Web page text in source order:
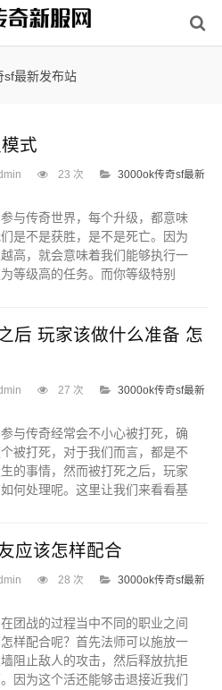
sf最新发布站
式
23 次
3000ok传奇sf最新
传奇世界，每个升级，都意味
是不是获胜，是不是死亡。因为
高，就会意味着我们能够执行一
等级高的任务。而你等级特别
然而，对于升级步骤，很多人谈
要玩家勤劳的多执行些新手任
后 玩家该做什么准备 怎
27 次
3000ok传奇sf最新
传奇经常会不小心被打死，确
被打死，对于我们而言，都是不
的事情，然而被打死之后，玩家
何处理呢。这里让我们来看看基
就告诉你，肯定对我们来说没什
之后，就会错过很好的复活生命
的等待那么几秒钟，只有等待看到
活机会，然后点击复活，（页面
分钟有复活次数）这才是玩家们
行的任务。...
应该怎样配合
28 次
3000ok传奇sf最新
战的过程当中不同的职业之间
样配合呢？首先法师可以施放一
阻止敌人的攻击，然后释放抗拒
因为这个活还能够击退接近我们